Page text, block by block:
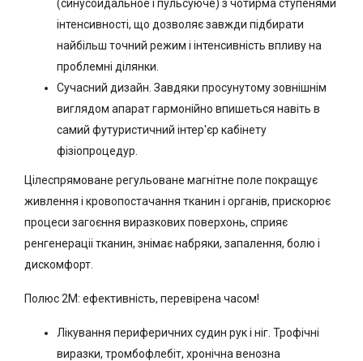
(синусоидальное і пульсуюче) з чотирма ступенями
інтенсивності, що дозволяє завжди підбирати
найбільш точний режим і інтенсивність впливу на
проблемні ділянки.
Сучасний дизайн. Завдяки просунутому зовнішнім
виглядом апарат гармонійно впишеться навіть в
самий футуристичний інтер'єр кабінету
фізіопроцедур.
Цілеспрямоване регульоване магнітне поле покращує
живлення і кровопостачання тканин і органів, прискорює
процеси загоєння виразкових поверхонь, сприяє
ренгенераціі тканин, знімає набряки, запалення, болю і
дискомфорт.
Полюс 2М: ефективність, перевірена часом!
Лікування периферичних судин рук і ніг. Трофічні
виразки, тромбофлебіт, хронічна венозна